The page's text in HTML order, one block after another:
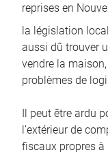
reprises en
la législation
aussi dû trouver
vendre la
problèmes de
Il peut être ardu
l’extérieur de
fiscaux propres à